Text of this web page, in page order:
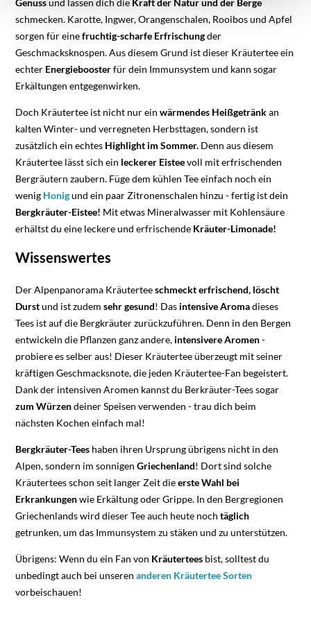
schmecken. Karotte, Ingwer, Orangenschalen, Rooibos und Apfel
sorgen für einefruchtig-scharfe Erfrischungder
Geschmacksknospen. Aus diesem Grund ist dieser Kräutertee ein
echter Energieboosterfür dein Immunsystem und kann sogar
Erkältungen entgegenwirken.
Doch Kräutertee ist nicht nur einwärmendes Heißgetränkan
kalten Winter- und verregneten Herbsttagen, sondern ist
zusätzlich ein echtes Highlight im Sommer. Denn aus diesem
Kräutertee lässt sich ein leckerer Eisteevoll mit erfrischenden
Bergräutern zaubern. Füge dem kühlen Tee einfach noch ein
wenig Honigund ein paar Zitronenschalen hinzu - fertig ist dein
Bergkräuter-Eistee! Mit etwas Mineralwasser mit Kohlensäure
erhältst du eine leckere und erfrischende Kräuter-Limonade!
Wissenswertes
Der Alpenpanorama Kräuterteeschmeckt erfrischend, löscht
Durstund ist zudemsehr gesund! Das intensive Aromadieses
Tees ist auf die Bergkräuter zurückzuführen. Denn in den Bergen
entwickeln die Pflanzen ganz andere, intensivere Aromen-
probiere es selber aus! Dieser Kräutertee überzeugt mit seiner
kräftigen Geschmacksnote, die jeden Kräutertee-Fan begeistert.
Dank der intensiven Aromen kannst du Berkräuter-Tees sogar
zum Würzendeiner Speisen verwenden - trau dich beim
nächsten Kochen einfach mal!
Bergkräuter-Tees haben ihren Ursprung übrigens nicht in den
Alpen, sondern im sonnigenGriechenland! Dort sind solche
Kräutertees schon seit langer Zeit dieerste Wahl bei
Erkrankungenwie Erkältung oder Grippe. In den Bergregionen
Griechenlands wird dieser Tee auch heute nochtäglich
getrunken, um das Immunsystem zu stäken und zu unterstützen.
Übrigens: Wenn du ein Fan von Kräutertees bist, solltest du
unbedingt auch bei unserenanderen Kräutertee Sorten
vorbeischauen!